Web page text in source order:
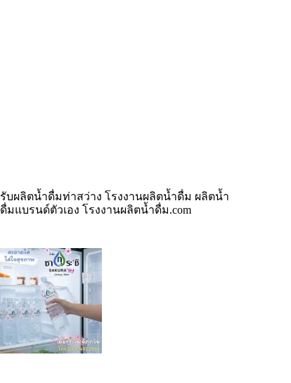
รับผลิตน้ำดื่มท่าสว่าง โรงงานผลิตน้ำดื่ม ผลิตน้ำ
ดื่มแบรนด์ตัวเอง โรงงานผลิตน้ำดื่ม.com